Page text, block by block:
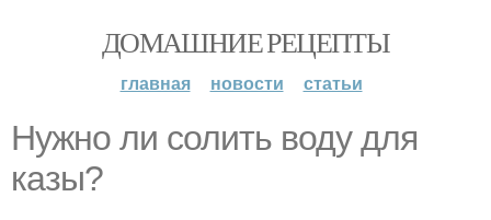
ДОМАШНИЕ РЕЦЕПТЫ
главная новости статьи
Нужно ли солить воду для
казы?